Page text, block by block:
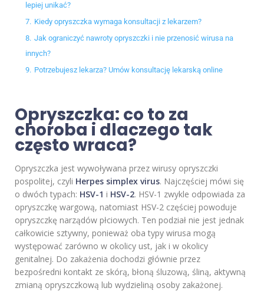
lepiej unikać?
7. Kiedy opryszczka wymaga konsultacji z lekarzem?
8. Jak ograniczyć nawroty opryszczki i nie przenosić wirusa na
innych?
9. Potrzebujesz lekarza? Umów konsultację lekarską online
Opryszczka: co to za
choroba i dlaczego tak
często wraca?
Opryszczka jest wywoływana przez wirusy opryszczki
pospolitej, czyli Herpes simplex virus. Najczęściej mówi się
o dwóch typach: HSV-1 i HSV-2. HSV-1 zwykle odpowiada za
opryszczkę wargową, natomiast HSV-2 częściej powoduje
opryszczkę narządów płciowych. Ten podział nie jest jednak
całkowicie sztywny, ponieważ oba typy wirusa mogą
występować zarówno w okolicy ust, jak i w okolicy
genitalnej. Do zakażenia dochodzi głównie przez
bezpośredni kontakt ze skórą, błoną śluzową, śliną, aktywną
zmianą opryszczkową lub wydzieliną osoby zakażonej.